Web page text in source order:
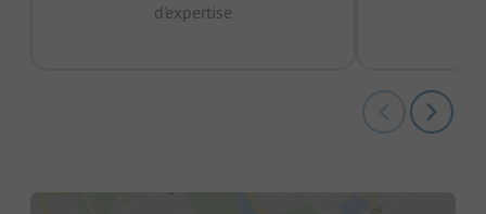
d’expertise